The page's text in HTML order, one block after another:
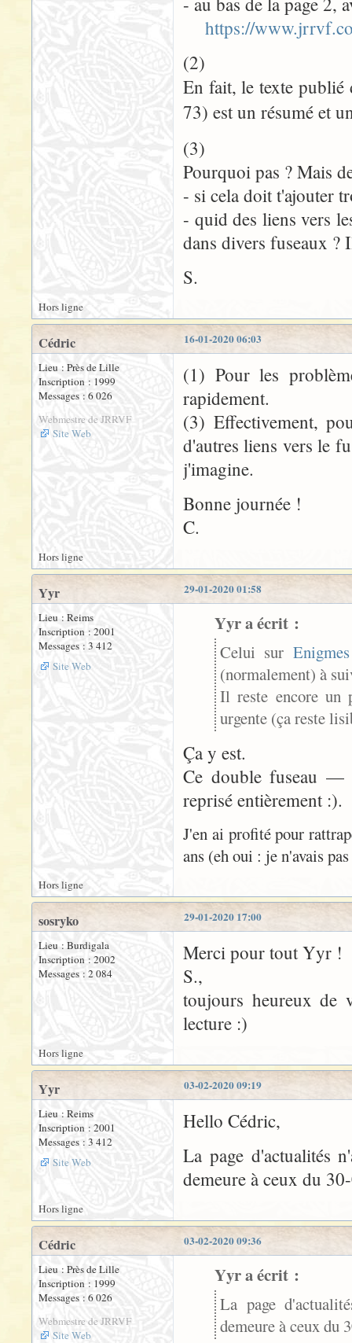
https://
(2)
En fait, le texte publié
73) est un résumé et
(3)
Pourquoi pas ? Mais
- si cela doit t'ajouter
- quid des liens vers
dans divers fuseaux
S.
Hors ligne
16-01-2020 06:03
Cédric
Lieu : Près de Lille
Inscription : 1999
Messages : 6 026
Webmestre de JRRVF
Site Web
(1) Pour les
rapidement.
(3) Effectivement,
d'autres liens vers le
j'imagine.
Bonne journée !
C.
Hors ligne
29-01-2020 01:58
Yyr
Lieu : Reims
Inscription : 2001
Messages : 3 412
Site Web
Yyr a écrit :
Celui sur
(normalement) à
Il reste encore
urgente (ça reste
Ça y est.
Ce double fuseau —
reprisé entièrement :).
J'en ai profité pour
ans (eh oui : je n'avais
Hors ligne
29-01-2020 17:00
sosryko
Lieu : Burdigala
Inscription : 2002
Messages : 2 084
Merci pour tout Yyr !
S.,
toujours heureux de
lecture :)
Hors ligne
03-02-2020 09:19
Yyr
Lieu : Reims
Inscription : 2001
Messages : 3 412
Site Web
Hello Cédric,
La page d'actualités
demeure à ceux du
Hors ligne
03-02-2020 09:36
Cédric
Lieu : Près de Lille
Inscription : 1999
Messages : 6 026
Webmestre de JRRVF
Site Web
Yyr a écrit :
La page
demeure à ceux du